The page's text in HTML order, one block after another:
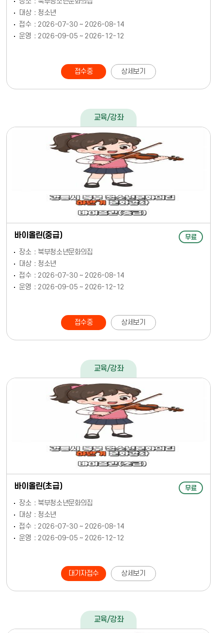
대상
청소년
접수
2026-07-30 ~ 2026-08-14
운영
2026-09-05 ~ 2026-12-12
접수중 상세보기
교육/강좌
바이올린(중급) 무료
장소
북부청소년문화의집
대상
청소년
접수
2026-07-30 ~ 2026-08-14
운영
2026-09-05 ~ 2026-12-12
접수중 상세보기
교육/강좌
바이올린(초급) 무료
장소
북부청소년문화의집
대상
청소년
접수
2026-07-30 ~ 2026-08-14
운영
2026-09-05 ~ 2026-12-12
대기자접수 상세보기
교육/강좌